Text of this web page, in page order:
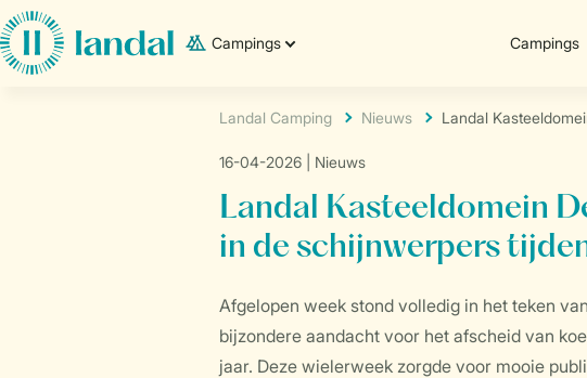
Campings Campings
Landal Camping Nieuws Landal
16-04-2026 | Nieuws
Landal Kasteeldomein
in de schijnwerpers
Afgelopen week stond volledig in het teken
bijzondere aandacht voor het afscheid van
jaar. Deze wielerweek zorgde voor mooie